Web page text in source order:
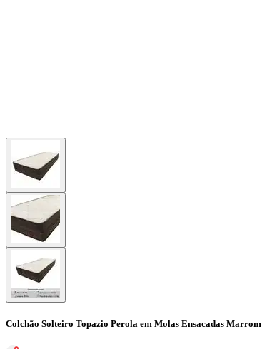
Colchão Solteiro Topazio Perola em Molas Ensacadas Marrom